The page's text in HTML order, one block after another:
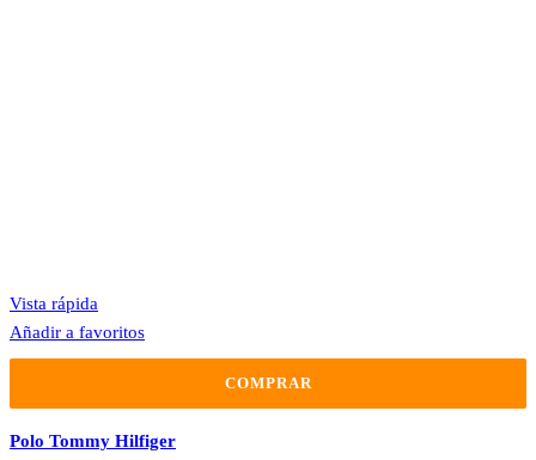
Vista rápida
Añadir a favoritos
COMPRAR
Polo Tommy Hilfiger